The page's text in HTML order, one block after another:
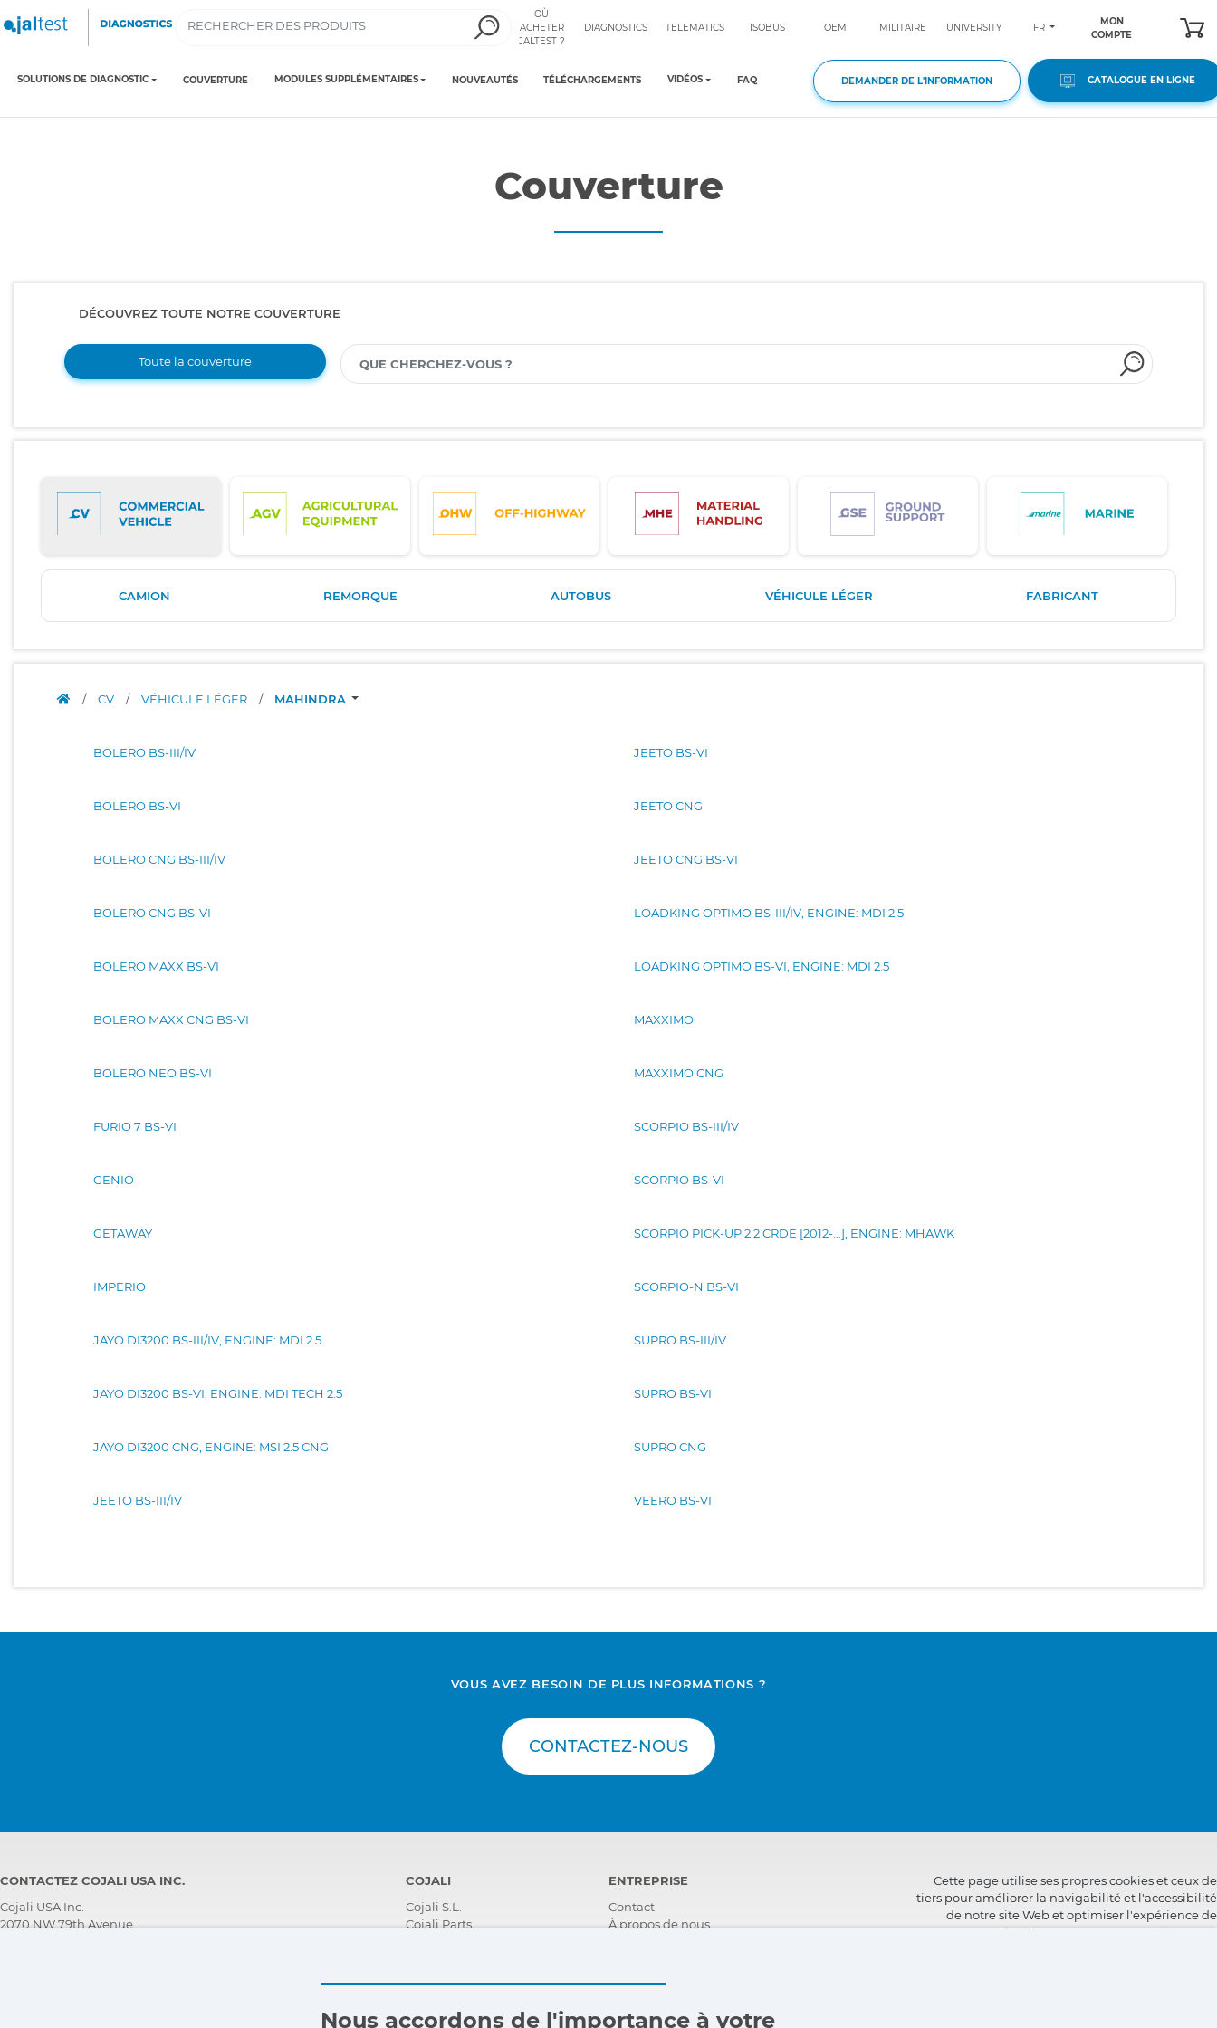
OÙ
ACHETER
JALTEST ?
DIAGNOSTICS TELEMATICS ISOBUS OEM MILITAIRE UNIVERSITY FR
MON
COMPTE
SOLUTIONS DE DIAGNOSTIC COUVERTURE MODULES SUPPLÉMENTAIRES NOUVEAUTÉS TÉLÉCHARGEMENTS VIDÉOS FAQ DEMANDER DE L'INFORMATION CATALOGUE EN LIGNE
Couverture
DÉCOUVREZ TOUTE NOTRE COUVERTURE
Toute la couverture
CAMION REMORQUE AUTOBUS VÉHICULE LÉGER FABRICANT
/ CV / VÉHICULE LÉGER / MAHINDRA
BOLERO BS-III/IV
BOLERO BS-VI
BOLERO CNG BS-III/IV
BOLERO CNG BS-VI
BOLERO MAXX BS-VI
BOLERO MAXX CNG BS-VI
BOLERO NEO BS-VI
FURIO 7 BS-VI
GENIO
GETAWAY
IMPERIO
JAYO DI3200 BS-III/IV, ENGINE: MDI 2.5
JAYO DI3200 BS-VI, ENGINE: MDI TECH 2.5
JAYO DI3200 CNG, ENGINE: MSI 2.5 CNG
JEETO BS-III/IV
JEETO BS-VI
JEETO CNG
JEETO CNG BS-VI
LOADKING OPTIMO BS-III/IV, ENGINE: MDI 2.5
LOADKING OPTIMO BS-VI, ENGINE: MDI 2.5
MAXXIMO
MAXXIMO CNG
SCORPIO BS-III/IV
SCORPIO BS-VI
SCORPIO PICK-UP 2.2 CRDE [2012-...], ENGINE: MHAWK
SCORPIO-N BS-VI
SUPRO BS-III/IV
SUPRO BS-VI
SUPRO CNG
VEERO BS-VI
VOUS AVEZ BESOIN DE PLUS INFORMATIONS ?
CONTACTEZ-NOUS
CONTACTEZ COJALI USA INC.
Cojali USA Inc.
2070 NW 79th Avenue
COJALI
Cojali S.L.
Cojali Parts
ENTREPRISE
Contact
À propos de nous
Devenir distributeur
Cette page utilise ses propres cookies et ceux de
tiers pour améliorer la navigabilité et l'accessibilité
de notre site Web et optimiser l'expérience de
l'utilisateur. Vous pouvez cliquer sur
Nous accordons de l'importance à votre